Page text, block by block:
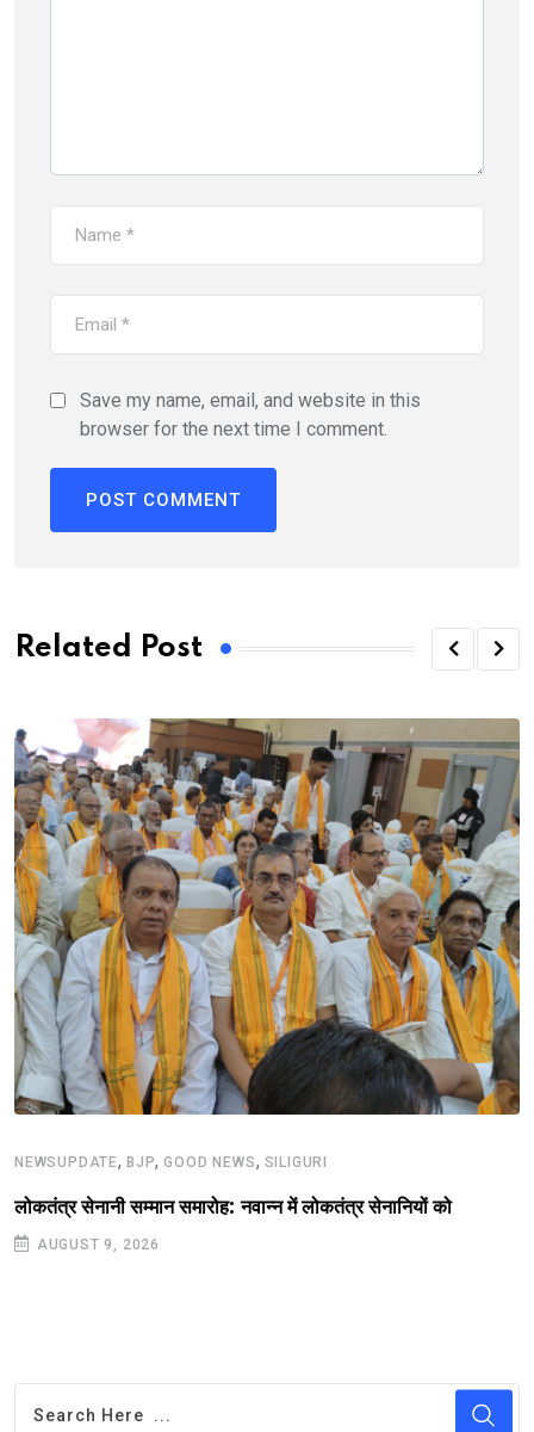
Save my name, email, and website in this
browser for the next time I comment.
Related Post
NEWSUPDATE, BJP,GOOD NEWS, SILIGURI
लोकतंत्र सेनानी सम्मान समारोह: नवान्न में लोकतंत्र सेनानियों को
AUGUST 9, 2026